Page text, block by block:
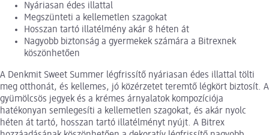
Nyáriasan édes illattal
Megszünteti a kellemetlen szagokat
Hosszan tartó illatélmény akár 8 héten át
Nagyobb biztonság a gyermekek számára a Bitrexnek
köszönhetően
A Denkmit Sweet Summer légfrissítő nyáriasan édes illattal tölti
meg otthonát, és kellemes, jó közérzetet teremtő légkört biztosít. A
gyümölcsös jegyek és a krémes árnyalatok kompozíciója
hatékonyan semlegesíti a kellemetlen szagokat, és akár nyolc
héten át tartó, hosszan tartó illatélményt nyújt. A Bitrex